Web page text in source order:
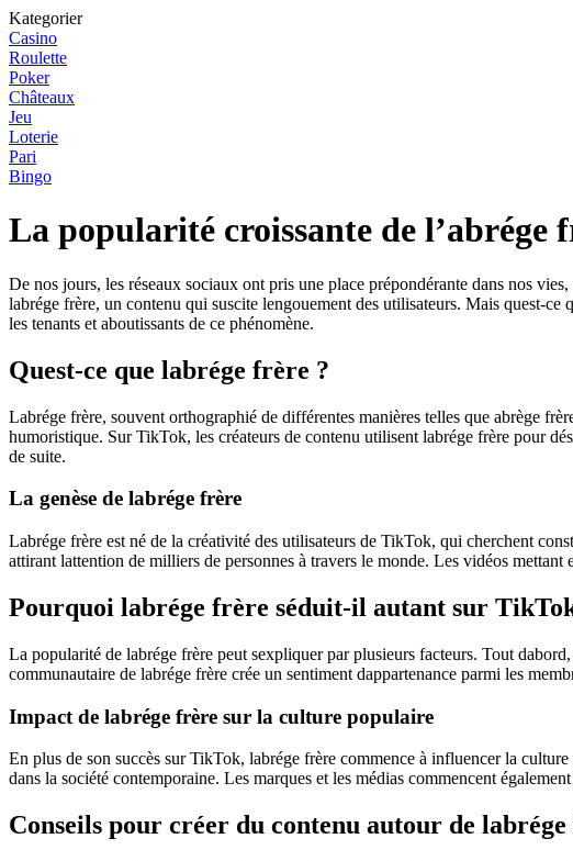
Kategorier
Casino
Roulette
Poker
Châteaux
Jeu
Loterie
Pari
Bingo
La popularité croissante de l’abrége
De nos jours, les réseaux sociaux ont pris une place prépondérante dans nos
labrége frère, un contenu qui suscite lengouement des utilisateurs. Mais quest-
les tenants et aboutissants de ce phénomène.
Quest-ce que labrége frère ?
Labrége frère, souvent orthographié de différentes manières telles que abrège
humoristique. Sur TikTok, les créateurs de contenu utilisent labrége frère pour
de suite.
La genèse de labrége frère
Labrége frère est né de la créativité des utilisateurs de TikTok, qui cherchent
attirant lattention de milliers de personnes à travers le monde. Les vidéos
Pourquoi labrége frère séduit-il autant sur
La popularité de labrége frère peut sexpliquer par plusieurs facteurs. Tout
communautaire de labrége frère crée un sentiment dappartenance parmi les
Impact de labrége frère sur la culture populaire
En plus de son succès sur TikTok, labrége frère commence à influencer la
dans la société contemporaine. Les marques et les médias commencent
Conseils pour créer du contenu autour de